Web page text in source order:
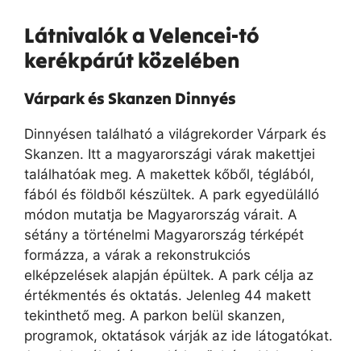
Látnivalók a Velencei-tó
kerékpárút közelében
Várpark és Skanzen Dinnyés
Dinnyésen található a világrekorder Várpark és
Skanzen. Itt a magyarországi várak makettjei
találhatóak meg. A makettek kőből, téglából,
fából és földből készültek. A park egyedülálló
módon mutatja be Magyarország várait. A
sétány a történelmi Magyarország térképét
formázza, a várak a rekonstrukciós
elképzelések alapján épültek. A park célja az
értékmentés és oktatás. Jelenleg 44 makett
tekinthető meg. A parkon belül skanzen,
programok, oktatások várják az ide látogatókat.